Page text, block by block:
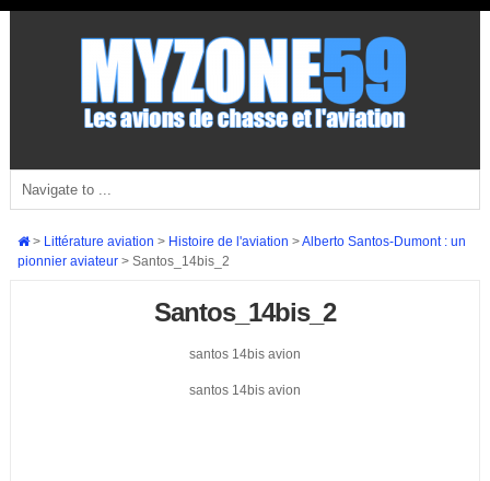
> Littérature aviation > Histoire de l'aviation >Alberto Santos-Dumont : un
pionnier aviateur> Santos_14bis_2
Santos_14bis_2
santos 14bis avion
santos 14bis avion